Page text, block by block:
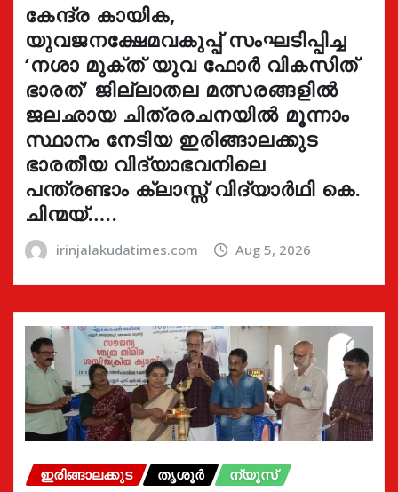
കേന്ദ്ര കായിക,
യുവജനക്ഷേമവകുപ്പ് സംഘടിപ്പിച്ച
‘നശാ മുക്ത് യുവ ഫോർ വികസിത്
ഭാരത്’ ജില്ലാതല മത്സരങ്ങളിൽ
ജലഛായ ചിത്രരചനയിൽ മൂന്നാം
സ്ഥാനം നേടിയ ഇരിങ്ങാലക്കുട
ഭാരതീയ വിദ്യാഭവനിലെ
പന്ത്രണ്ടാം ക്ലാസ്സ് വിദ്യാർഥി കെ.
ചിന്മയ്…..
irinjalakudatimes.com Aug 5, 2026
ഇരിങ്ങാലക്കുട തൃശൂർ ന്യൂസ്